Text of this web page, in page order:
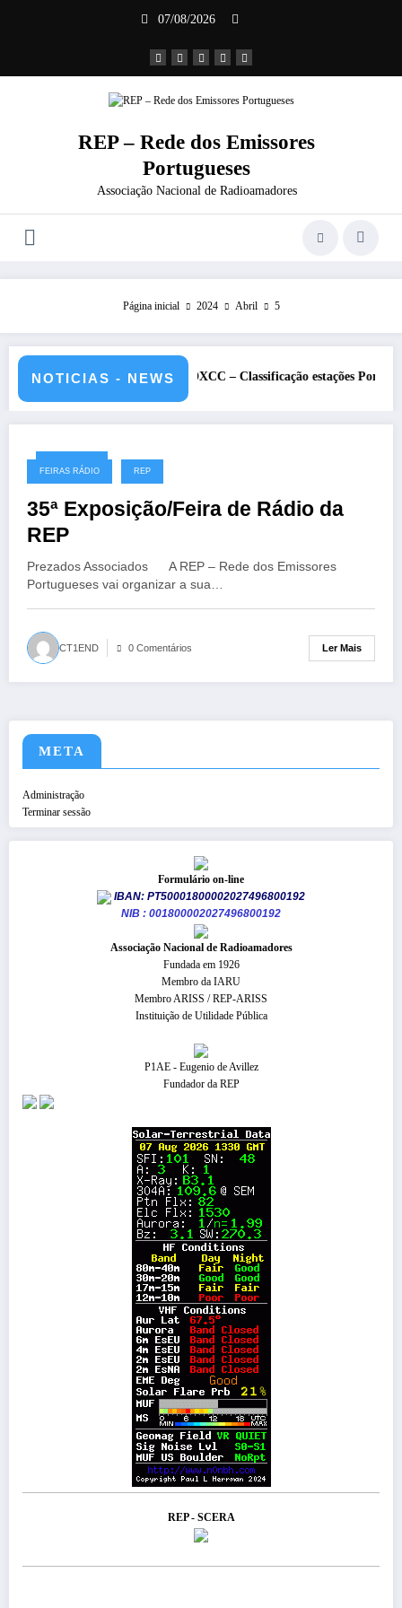
07/08/2026
REP – Rede dos Emissores
Portugueses
Associação Nacional de Radioamadores
Página inicial 2024 Abril 5
NOTICIAS - NEWS
2026 – CS5HQ DXCC – Classificação estações Portuguesas-2026
05/04/2024
FEIRAS RÁDIO REP
35ª Exposição/Feira de Rádio da
REP
Prezados Associados A REP – Rede dos Emissores
Portugueses vai organizar a sua…
CT1END 0 Comentários Ler Mais
META
Administração
Terminar sessão
Formulário on-line
IBAN: PT50001800002027496800192
NIB : 001800002027496800192
​Associação Nacional de Radioamadores
Fundada em 1926
Membro da IARU
Membro ARISS / REP-ARISS
Instituição de Utilidade Pública
P1AE - Eugenio de Avillez
Fundador da REP
REP - SCERA